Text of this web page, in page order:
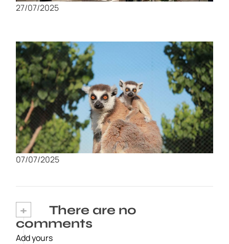
27/07/2025
Visita al Zoológico de Murcia: Un día en
familia con animales exóticos
07/07/2025
+
There are no
comments
Add yours